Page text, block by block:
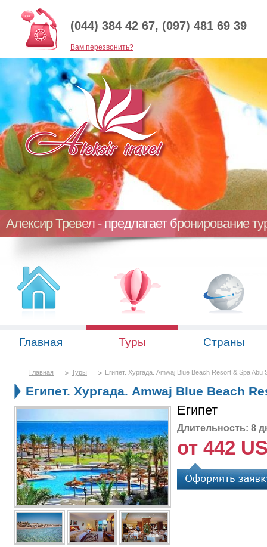
(044) 384 42 67, (097) 481 69 39
Baм перезвонить?
Алексир Тревел - предлагает бронирование
Главная Туры Страны
Главная Туры Египет. Хургада. Amwaj Blue Beach Resort & Spa Abu
Египет. Хургада. Amwaj Blue Beach
Египет
Длительность: 8
от 442